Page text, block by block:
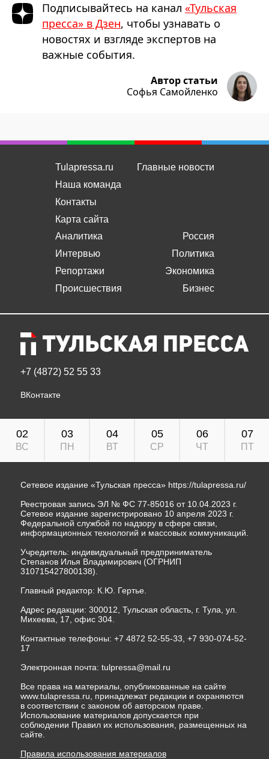
Подписывайтесь на канал «Тульская
пресса» в Дзен, чтобы узнавать о
новостях и взгляде экспертов на
важные события.
Автор статьи
Софья Самойленко
Tulapressa.ru
Наша команда
Контакты
Карта сайта
Главные новости
Аналитика
Интервью
Репортажи
Происшествия
Россия
Политика
Экономика
Бизнес
+7 (4872) 52 55 33
ВКонтакте
02
ВС
03
ПН
04
ВТ
05
СР
06
ЧТ
07
ПТ
Сетевое издание «Тульская пресса» https://tulapressa.ru/
Реестровая запись ЭЛ № ФС 77-85016 от 10.04.2023 г.
Сетевое издание зарегистрировано 10 апреля 2023 г.
Федеральной службой по надзору в сфере связи,
информационных технологий и массовых коммуникаций.
Учредитель: индивидуальный предприниматель
Степанов Илья Владимирович (ОГРНИП
310715427800138).
Главный редактор: К.Ю. Гертье.
Адрес редакции: 300012, Тульская область, г. Тула, ул.
Михеева, 17, офис 304.
Контактные телефоны: +7 4872 52-55-33, +7 930-074-52-
17
Электронная почта: tulpressa@mail.ru
Все права на материалы, опубликованные на сайте
www.tulapressa.ru, принадлежат редакции и охраняются
в соответствии с законом об авторском праве.
Использование материалов допускается при
соблюдении Правил их использования, размещенных на
сайте.
Правила использования материалов